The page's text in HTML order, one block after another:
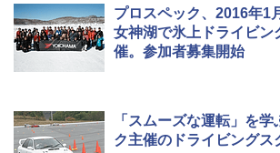
プロスペック、2016年1
女神湖で氷上ドライビン
催。参加者募集開始
「スムーズな運転」を
ク主催のドライビングス